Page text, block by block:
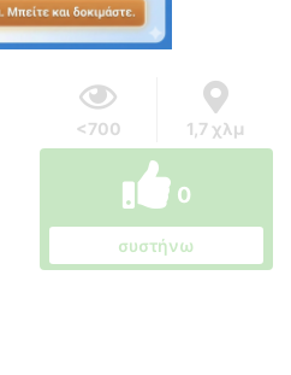
<700 1,7 χλμ
0
συστήνω